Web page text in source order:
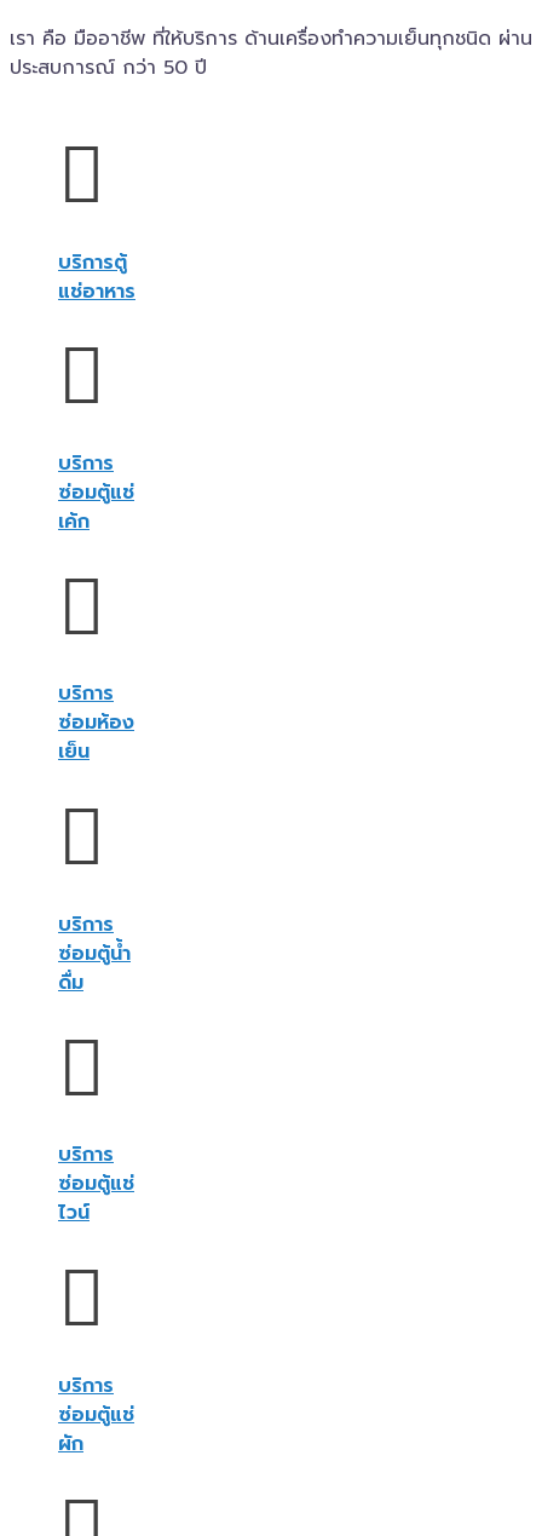
เรา คือ มืออาชีพ ที่ให้บริการ ด้านเครื่องทำความเย็นทุกชนิด ผ่าน
ประสบการณ์ กว่า 50 ปี
บริการตู้
แช่อาหาร
บริการ
ซ่อมตู้แช่
เค้ก
บริการ
ซ่อมห้อง
เย็น
บริการ
ซ่อมตู้น้ำ
ดื่ม
บริการ
ซ่อมตู้แช่
ไวน์
บริการ
ซ่อมตู้แช่
ผัก